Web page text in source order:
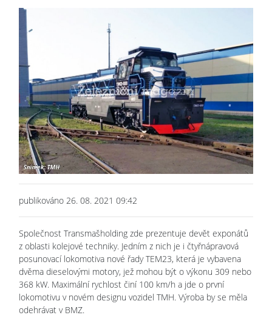
publikováno 26. 08. 2021 09:42
Společnost Transmašholding zde prezentuje devět exponátů
z oblasti kolejové techniky. Jedním z nich je i čtyřnápravová
posunovací lokomotiva nové řady TEM23, která je vybavena
dvěma dieselovými motory, jež mohou být o výkonu 309 nebo
368 kW. Maximální rychlost činí 100 km/h a jde o první
lokomotivu v novém designu vozidel TMH. Výroba by se měla
odehrávat v BMZ.